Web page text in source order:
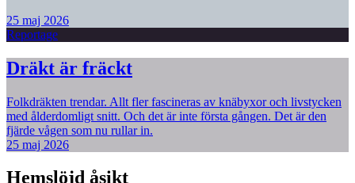
25 maj 2026
Reportage
Dräkt är fräckt
Folkdräkten trendar. Allt fler fascineras av knäbyxor och livstycken
med ålderdomligt snitt. Och det är inte första gången. Det är den
fjärde vågen som nu rullar in.
25 maj 2026
Hemslöjd åsikt